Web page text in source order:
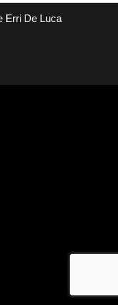
Erri De Luca